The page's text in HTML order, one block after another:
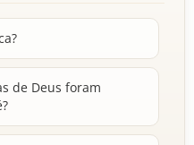
de Deus foram